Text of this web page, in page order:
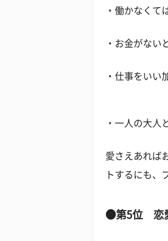
・働かなくて
・お金がない
・仕事をいい
・一人の大人
愛さえあれば
トするにも、
●第5位 恋